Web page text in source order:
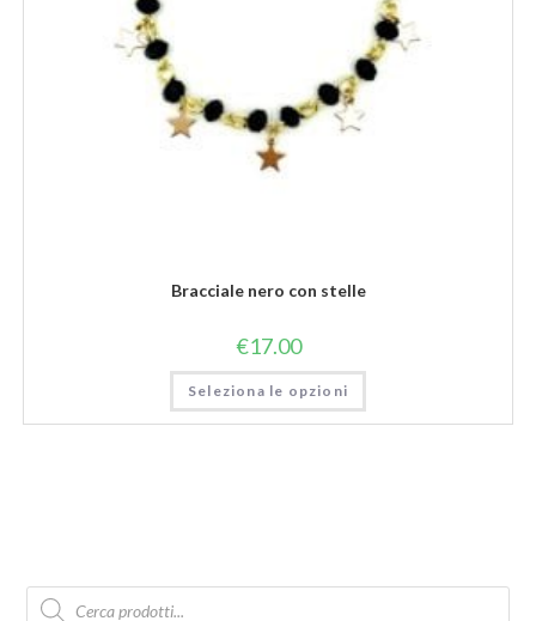
Bracciale nero con stelle
€17.00
Seleziona le opzioni
Products
search